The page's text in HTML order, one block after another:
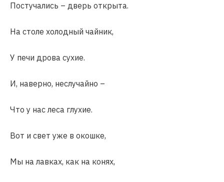
Постучались – дверь открыта.
На столе холодный чайник,
У печи дрова сухие.
И, наверно, неслучайно –
Что у нас леса глухие.
Вот и свет уже в окошке,
Мы на лавках, как на конях,